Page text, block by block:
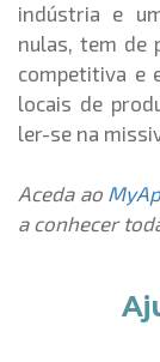
indústria e
nulas, tem de
competitiva e
locais de
ler-se na
Aceda ao
a conhecer